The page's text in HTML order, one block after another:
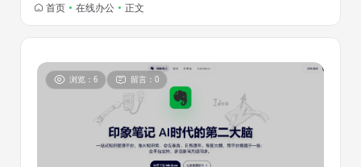
首页 • 在线办公 • 正文
浏览：6 留言：0